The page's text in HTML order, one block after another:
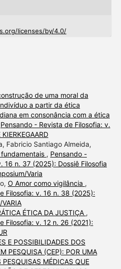
licenses/by/4.0/
de uma moral da
a partir da ética
em consonância com a ética
Pensando - Revista de Filosofia: v.
Fabricio Santiago Almeida,
, Pensando -
16 n. 37 (2025): Dossiê Filosofia
Varia
O Amor como vigilância ,
Filosofia: v. 16 n. 38 (2025):
ÉTICA DA JUSTIÇA ,
Filosofia: v. 12 n. 26 (2021):
E POSSIBILIDADES DOS
PESQUISA (CEP): POR UMA
PESQUISAS MÉDICAS QUE